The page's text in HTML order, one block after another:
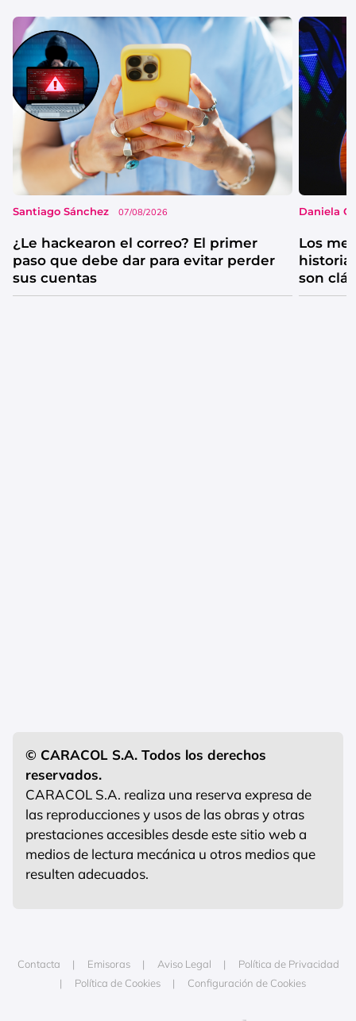
Santiago Sánchez 07/08/2026
¿Le hackearon el correo? El primer
paso que debe dar para evitar perder
sus cuentas
Daniela
Los
historia
son
© CARACOL S.A. Todos los derechos
reservados.
CARACOL S.A. realiza una reserva expresa de
las reproducciones y usos de las obras y otras
prestaciones accesibles desde este sitio web a
medios de lectura mecánica u otros medios que
resulten adecuados.
Contacta Emisoras Aviso Legal
Política de Privacidad
Política de Cookies
Configuración de Cookies